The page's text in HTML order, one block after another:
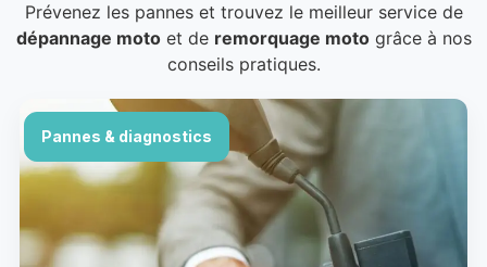
Prévenez les pannes et trouvez le meilleur service de
dépannage motoet de remorquage motogrâce à nos
conseils pratiques.
Pannes & diagnostics